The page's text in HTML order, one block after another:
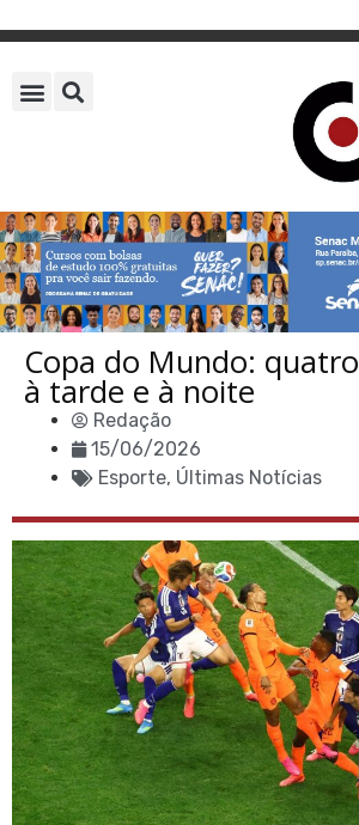
Copa do Mundo:
à tarde e à noite
Redação
15/06/2026
Esporte, Últimas Notícias